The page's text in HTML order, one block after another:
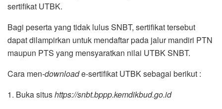
sertifikat UTBK.
Bagi peserta yang tidak lulus SNBT, sertifikat tersebut
dapat dilampirkan untuk mendaftar pada jalur mandiri PTN
maupun PTS yang mensyaratkan nilai UTBK SNBT.
Cara men-downloade-sertifikat UTBK sebagai berikut :
1. Buka situshttps://snbt.bppp.kemdikbud.go.id